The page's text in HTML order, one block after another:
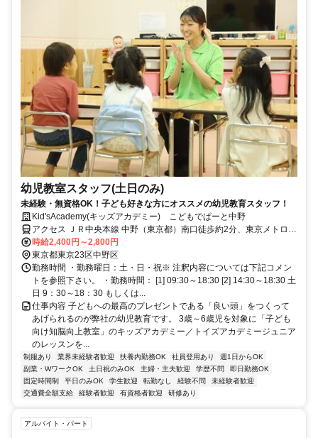
幼児教室スタッフ(土日のみ)
未経験・無資格OK！子ども好きな方にオススメの幼児教育スタッフ！
Kid'sAcademy(キッズアカデミー) こどもでぱーと中野
アクセス ＪＲ中央本線 中野（東京都）南口徒歩約2分、東京メトロ東
西線 中野（東京都）南口徒歩約2分、東京メトロ丸ノ内線 新中野4番
口徒歩約12分
時給2,400円～2,800円
東京都東京23区中野区
勤務時間 ・勤務曜日：土・日・祝※ 注釈内容については下記コメン
トを参照下さい。 ・勤務時間： [1] 09:30～18:30 [2] 14:30～18:30 土
日 9：30～18：30 もしくは...
仕事内容 子どもへの最高のプレゼントである「良い頭」をつくって
あげられるのが弊社の幼児教育です。 3歳～6歳児を対象に「子ども
向け知脳向上教室」のキッズアカデミー／トイズアカデミージュニア
のレッスンを...
制服あり 業界未経験者歓迎 扶養内勤務OK 社員登用あり
週1日からOK
副業・WワークOK
土日祝のみOK 主婦・主夫歓迎 学歴不問
即日勤務OK
固定時間制
平日のみOK 学生歓迎 転勤なし 経験不問
未経験者歓迎
交通費全額支給
経験者歓迎 有資格者歓迎 研修あり
アルバイト・パート